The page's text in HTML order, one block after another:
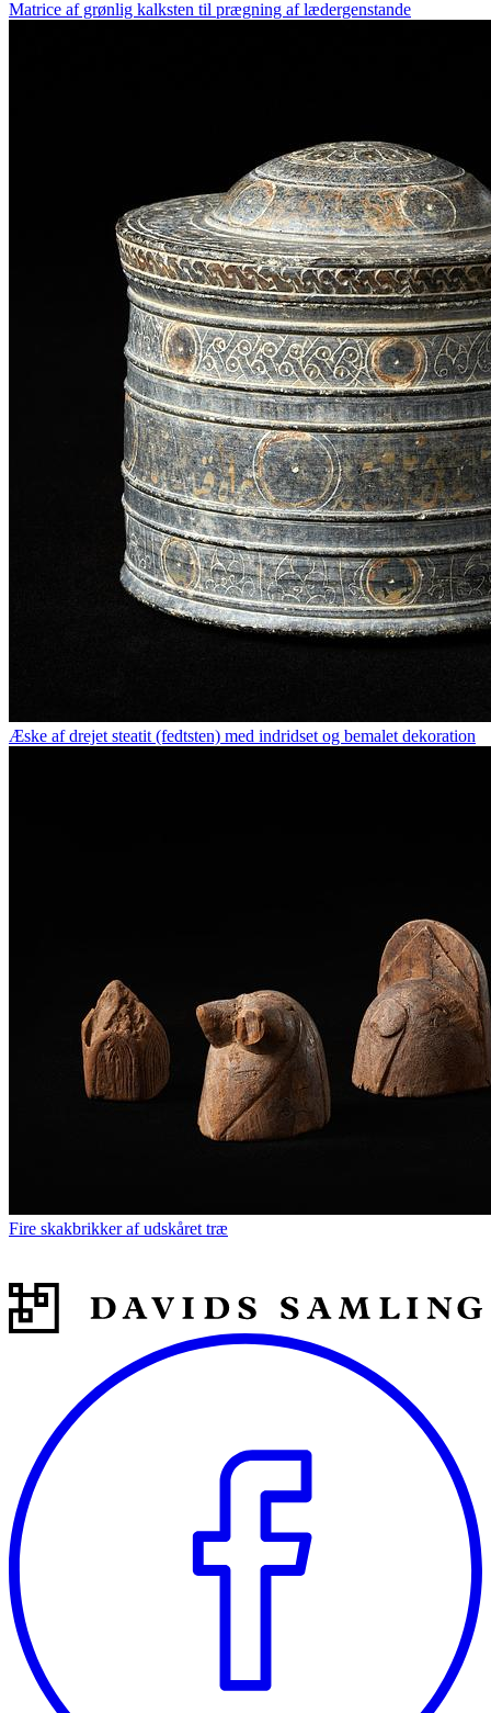
Matrice af grønlig kalksten til prægning af lædergenstande
Æske af drejet steatit (fedtsten) med indridset og bemalet dekoration
Fire skakbrikker af udskåret træ